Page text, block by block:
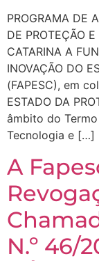
PROGRAMA DE
DE PROTEÇÃO
CATARINA A
INOVAÇÃO DO
(FAPESC), em
ESTADO DA
âmbito do
Tecnologia e […]
A
N.º 46/